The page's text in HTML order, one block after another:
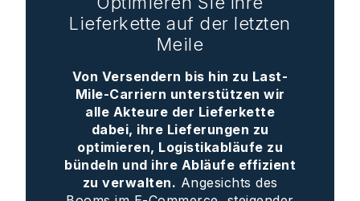
Lieferkette auf der letzten
Meile
Von Versendern bis hin zu Last-
Mile-Carriern unterstützen wir
alle Akteure der Lieferkette
dabei, ihre Lieferungen zu
optimieren, Logistikabläufe zu
bündeln und ihre Abläufe effizient
zu verwalten. Angesichts des